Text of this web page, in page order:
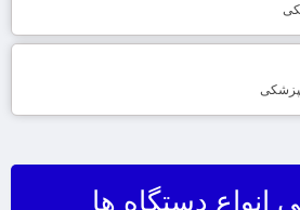
دستگاه ها